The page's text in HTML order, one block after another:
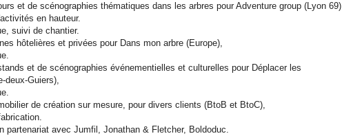
et de scénographies thématiques dans les arbres pour Adventure group (Lyon 69)
en hauteur.
suivi de chantier.
hôtelières et privées pour Dans mon arbre (Europe),
et de scénographies événementielles et culturelles pour Déplacer les
deux-Guiers),
de création sur mesure, pour divers clients (BtoB et BtoC),
partenariat avec Jumfil, Jonathan & Fletcher, Boldoduc.